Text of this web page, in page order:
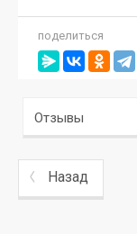
поделиться
Отзывы
Назад